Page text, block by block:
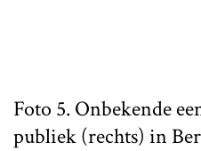
Foto 5. Onbekende
publiek (rechts) in